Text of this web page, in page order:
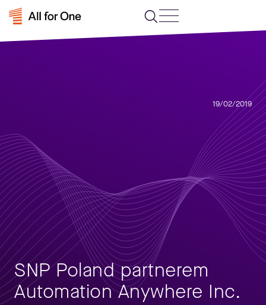
19/02/2019
SNP Poland partnerem
Automation Anywhere Inc.